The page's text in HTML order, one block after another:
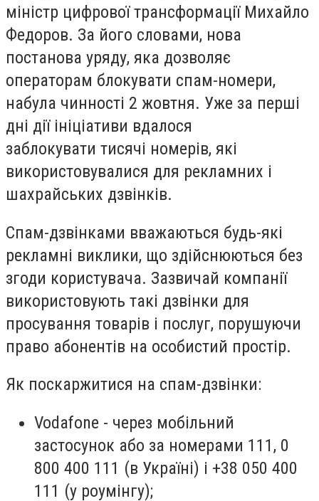
міністр цифрової трансформації Михайло
Федоров. За його словами, нова
постанова уряду, яка дозволяє
операторам блокувати спам-номери,
набула чинності 2 жовтня. Уже за перші
дні дії ініціативи вдалося
заблокувати тисячі номерів, які
використовувалися для рекламних і
шахрайських дзвінків.
Спам-дзвінками вважаються будь-які
рекламні виклики, що здійснюються без
згоди користувача. Зазвичай компанії
використовують такі дзвінки для
просування товарів і послуг, порушуючи
право абонентів на особистий простір.
Як поскаржитися на спам-дзвінки:
Vodafone - через мобільний
застосунок або за номерами 111, 0
800 400 111 (в Україні) і +38 050 400
111 (у роумінгу);